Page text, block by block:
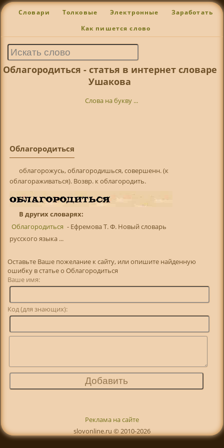
Словари Толковые Электронные Заработать
Как пишется слово
Облагородиться - статья в интернет словаре
Ушакова
Слова на букву ...
Облагородиться
облагорожусь, облагородишься, совершенн. (к
облагораживаться). Возвр. к облагородить.
В других словарях:
Облагородиться - Ефремова Т. Ф. Новый словарь
русского языка ...
Оставьте Ваше пожелание к сайту, или опишите найденную
ошибку в статье о Облагородиться
Ваше имя:
Код (для знающих):
Реклама на сайте
slovonline.ru © 2010-2026